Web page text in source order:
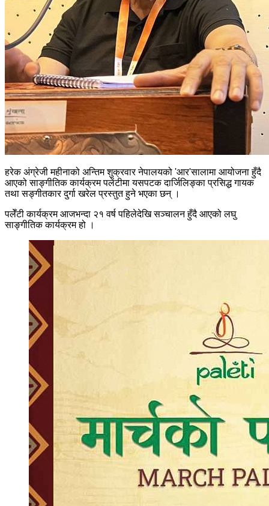
हरेक अंग्रेजी महीनाको अन्तिम शुक्रवार नेपालयको 'आर'सालामा आयोजना हुँदै
आएको साङ्गीतिक कार्यक्रम पलेंटीमा यसपटक दार्जिलिङ्का प्रसिद्ध गायक
तथा सङ्गीतकार दुर्गा खरेल प्रस्तुत हुने भएका छन् ।
पलेँटी कार्यक्रम आजभन्दा २१ वर्ष पहिलेदेखि सञ्चालन हुँदै आएको लघु
साङ्गीतिक कार्यक्रम हो ।